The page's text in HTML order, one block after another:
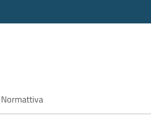
di ricerca
Normattiva